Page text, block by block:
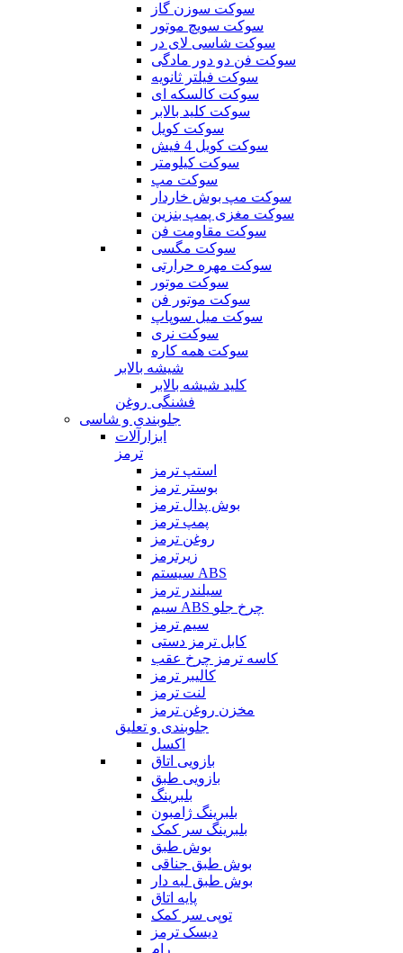
سوکت سوزن گاز
سوکت سویچ موتور
سوکت شاسی لای در
سوکت فن دو دور مادگی
سوکت فیلتر ثانویه
سوکت کالسکه ای
سوکت کلید بالابر
سوکت کویل
سوکت کویل 4 فیش
سوکت کیلومتر
سوکت مپ
سوکت مپ بوش خاردار
سوکت مغزی پمپ بنزین
سوکت مقاومت فن
سوکت مگسی
سوکت مهره حرارتی
سوکت موتور
سوکت موتور فن
سوکت میل سوپاپ
سوکت نری
سوکت همه کاره
شیشه بالابر
کلید شیشه بالابر
فشنگی روغن
جلوبندی و شاسی
ابزارآلات
ترمز
استپ ترمز
بوستر ترمز
بوش پدال ترمز
پمپ ترمز
روغن ترمز
زیرترمز
سیستم ABS
سیلندر ترمز
سیم ABS چرخ جلو
سیم ترمز
کابل ترمز دستی
کاسه ترمز چرخ عقب
کالیبر ترمز
لنت ترمز
مخزن روغن ترمز
جلوبندی و تعلیق
اکسل
بازویی اتاق
بازویی طبق
بلبرینگ
بلبرینگ ژامبون
بلبرینگ سر کمک
بوش طبق
بوش طبق جناقی
بوش طبق لبه دار
پایه اتاق
توپی سر کمک
دیسک ترمز
رام